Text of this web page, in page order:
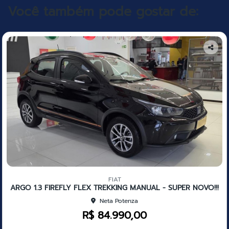
Co
mp
arti
lhe
FIAT
ARGO 1.3 FIREFLY FLEX TREKKING MANUAL - SUPER NOVO!!!
Neta Potenza
R$ 84.990,00